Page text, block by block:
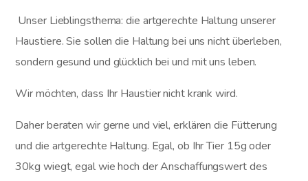
Unser Lieblingsthema: die artgerechte Haltung unserer
Haustiere. Sie sollen die Haltung bei uns nicht überleben,
sondern gesund und glücklich bei und mit uns leben.
Wir möchten, dass Ihr Haustier nicht krank wird.
Daher beraten wir gerne und viel, erklären die Fütterung
und die artgerechte Haltung. Egal, ob Ihr Tier 15g oder
30kg wiegt, egal wie hoch der Anschaffungswert des